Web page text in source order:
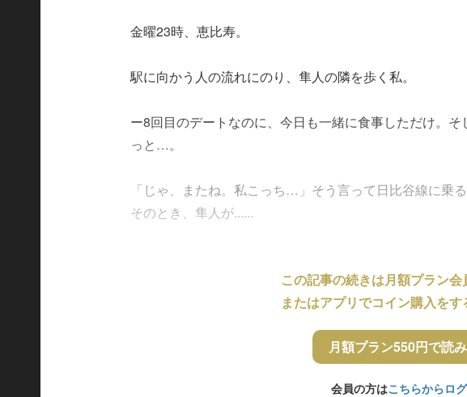
金曜23時、恵比寿。
駅に向かう人の流れにのり、隼人の隣を歩く私。
ー8回目のデートなのに、今日も一緒に食事しただけ。
っと…。
「じゃ、またね。私こっち…」そう言って日比谷線に乗
そのとき、隼人が......
この記事の続きは月額プラン会
またはアプリでコイン購入を
月額プラン550円で読
会員の方はこちらからロ